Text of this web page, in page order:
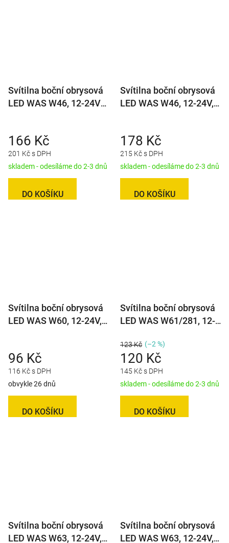
Svítilna boční obrysová
LED WAS W46, 12-24V
201 Kč s DPH
166 Kč
skladem - odesíláme do 2-3 dnů
DO KOŠÍKU
Svítilna boční obrysová
LED WAS W46, 12-24V, s
215 Kč s DPH
178 Kč
skladem - odesíláme do 2-3 dnů
DO KOŠÍKU
Svítilna boční obrysová
LED WAS W60, 12-24V,
116 Kč s DPH
96 Kč
obvykle 26 dnů
DO KOŠÍKU
Svítilna boční obrysová
LED WAS W61/281, 12-
145 Kč s DPH
120 Kč
123 Kč (–2 %)
skladem - odesíláme do 2-3 dnů
DO KOŠÍKU
Svítilna boční obrysová
LED WAS W63, 12-24V,
Svítilna boční obrysová
LED WAS W63, 12-24V,